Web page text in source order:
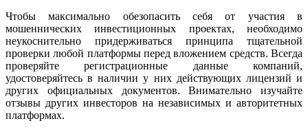
Чтобы максимально обезопасить себя от участия в
мошеннических инвестиционных проектах, необходимо
неукоснительно придерживаться принципа тщательной
проверки любой платформы перед вложением средств. Всегда
проверяйте регистрационные данные компаний,
удостоверяйтесь в наличии у них действующих лицензий и
других официальных документов. Внимательно изучайте
отзывы других инвесторов на независимых и авторитетных
платформах.